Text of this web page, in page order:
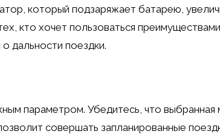
который подзаряжает батарею,
кто хочет пользоваться преимуществами
дальности поездки.
параметром. Убедитесь, что выбранная
совершать запланированные